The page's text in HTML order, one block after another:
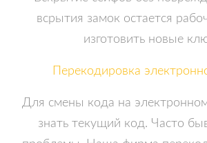
всрытия замок остается
изготовить новые
Перекодировка
Для смены кода на
знать текущий код. Часто